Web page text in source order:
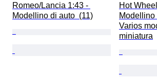
Romeo/Lancia 1:43 -
Modellino di auto  (11)
Hot
Modellino
Varios
miniatura